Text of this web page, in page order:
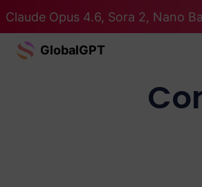
Claude Opus 4.6, Sora 2, Nano
GlobalGPT